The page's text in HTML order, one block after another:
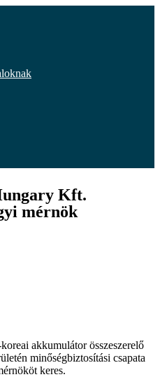
Kft.
mérnök
akkumulátor összeszerelő
minőségbiztosítási csapata
keres.